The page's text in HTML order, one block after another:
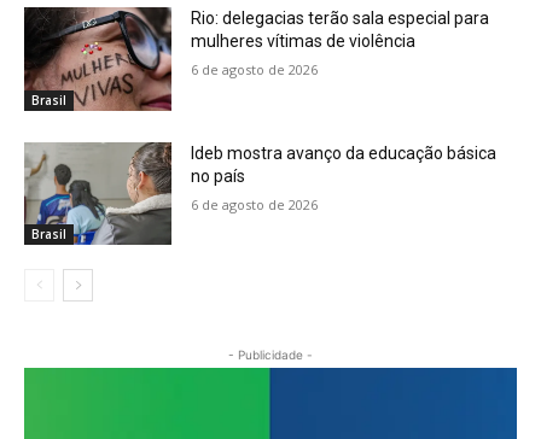
Brasil
Rio: delegacias terão sala especial para
mulheres vítimas de violência
6 de agosto de 2026
Brasil
Ideb mostra avanço da educação básica
no país
6 de agosto de 2026
- Publicidade -